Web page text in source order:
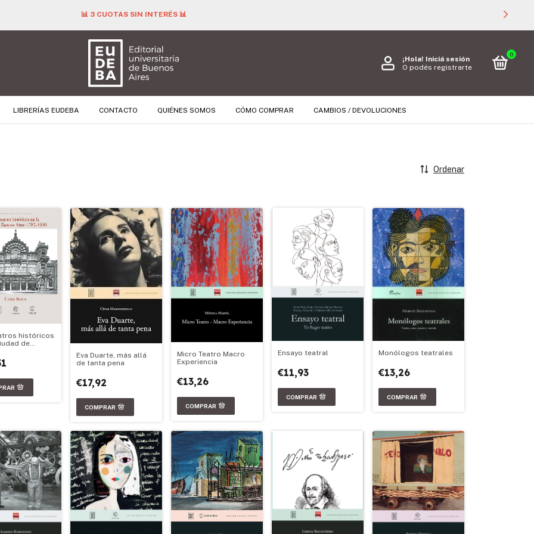
📊 3 CUOTAS SIN INTERÉS 📊
¡Hola! Iniciá sesión
O podés registrarte
0
LIBRERÍAS EUDEBA CONTACTO QUIÉNES SOMOS CÓMO COMPRAR CAMBIOS / DEVOLUCIONES
Ordenar
históricos
de
Eva Duarte, más allá
de tanta pena
€17,92
Micro Teatro Macro
Experiencia
€13,26
Ensayo teatral
€11,93
Monólogos teatrales
€13,26